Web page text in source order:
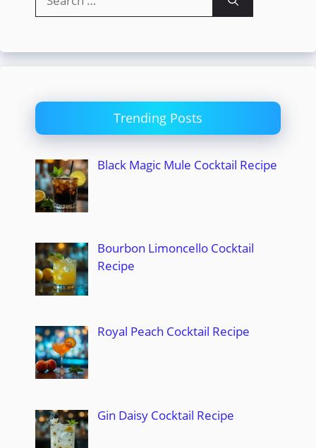
for:
Trending Posts
Black Magic Mule Cocktail Recipe
Bourbon Limoncello Cocktail
Recipe
Royal Peach Cocktail Recipe
Gin Daisy Cocktail Recipe